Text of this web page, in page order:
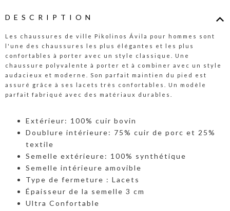
DESCRIPTION
Les chaussures de ville Pikolinos Ávila pour hommes sont
l'une des chaussures les plus élégantes et les plus
confortables à porter avec un style classique. Une
chaussure polyvalente à porter et à combiner avec un style
audacieux et moderne. Son parfait maintien du pied est
assuré grâce à ses lacets très confortables. Un modèle
parfait fabriqué avec des matériaux durables.
Extérieur: 100% cuir bovin
Doublure intérieure: 75% cuir de porc et 25%
textile
Semelle extérieure: 100% synthétique
Semelle intérieure amovible
Type de fermeture : Lacets
Épaisseur de la semelle 3 cm
Ultra Confortable